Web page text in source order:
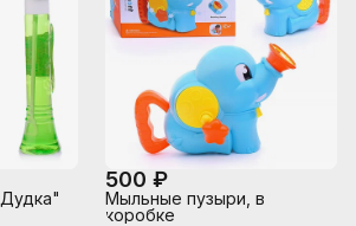
500 ₽
Мыльные пузыри, в
коробке